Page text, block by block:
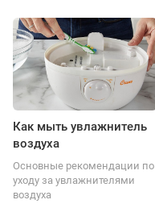
Как мыть увлажнитель
воздуха
Основные рекомендации по
уходу за увлажнителями
воздуха